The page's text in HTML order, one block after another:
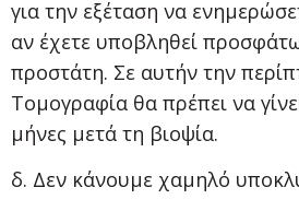
για την εξέταση να
αν έχετε υποβληθεί
προστάτη. Σε αυτήν την
Τομογραφία θα πρέπει να
μήνες μετά τη βιοψία.
δ. Δεν κάνουμε χαμηλό